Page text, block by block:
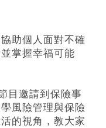
助個人面對不確
掌握幸福可能
目邀請到保險事
風險管理與保險
的視角，教大家